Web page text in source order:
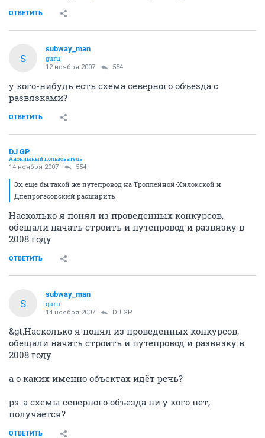
ОТВЕТИТЬ
S
subway_man
guru
12 ноября 2007 554
у кого-нибудь есть схема северного объезда с
развязками?
ОТВЕТИТЬ
DJ GP
Анонимный пользователь
14 ноября 2007 554
Эх, еще бы такой же путепровод на Троллейной-Хилокской и
Днепрогэсовский расширить
Насколько я понял из проведенных конкурсов,
обещали начать строить и путепровод и развязку в
2008 году
ОТВЕТИТЬ
S
subway_man
guru
14 ноября 2007 DJ GP
&gt;Насколько я понял из проведенных конкурсов,
обещали начать строить и путепровод и развязку в
2008 году
а о каких именно объектах идёт речь?
ps: а схемы северного объезда ни у кого нет,
получается?
ОТВЕТИТЬ